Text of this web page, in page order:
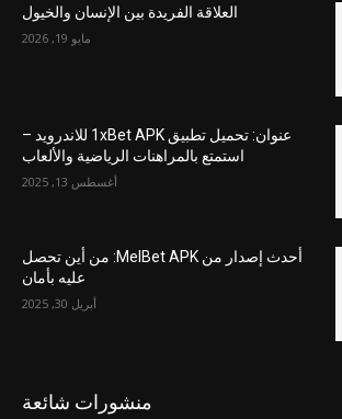
العلاقة الفريدة بين الإنسان والخيول
مايو 19, 2026
عنوان: تحميل تطبيق 1xBet APK للاندرويد –
استمتع بالمراهنات الرياضية والألعاب
أغسطس 13, 2025
أحدث إصدار من MelBet APK: من أين تحصل
عليه بأمان
أبريل 30, 2025
منشورات شائعة